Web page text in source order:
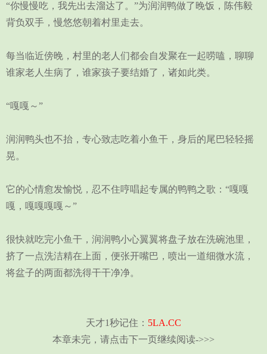
“你慢慢吃，我先出去溜达了。”为润润鸭做了晚饭，陈伟毅
背负双手，慢悠悠朝着村里走去。
每当临近傍晚，村里的老人们都会自发聚在一起唠嗑，聊聊
谁家老人生病了，谁家孩子要结婚了，诸如此类。
“嘎嘎～”
润润鸭头也不抬，专心致志吃着小鱼干，身后的尾巴轻轻摇
晃。
它的心情愈发愉悦，忍不住哼唱起专属的鸭鸭之歌：“嘎嘎
嘎，嘎嘎嘎嘎～”
很快就吃完小鱼干，润润鸭小心翼翼将盘子放在洗碗池里，
挤了一点洗洁精在上面，便张开嘴巴，喷出一道细微水流，
将盆子的两面都洗得干干净净。
天才1秒记住： 5LA.CC
本章未完，请点击下一页继续阅读->>>